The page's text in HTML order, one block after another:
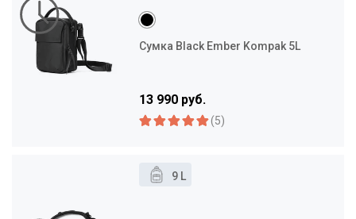
Сумка Black Ember Kompak 5L
13 990 руб.
(5)
9 L